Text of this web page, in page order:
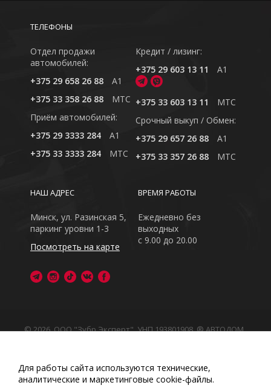
ТЕЛЕФОНЫ
Отдел продажи
автомобилей:
+375 29 658 26 88
A1
+375 33 358 26 88
MTC
Приём автомобилей:
+375 29 3333 284
A1
+375 33 3333 284
MTC
Кредит / лизинг:
+375 29 603 13 11
A1
+375 33 603 13 11
MTC
Cрочный выкуп / Обмен:
+375 29 657 26 88
A1
+375 33 357 26 88
MTC
ВРЕМЯ РАБОТЫ
Ежедневно без
выходных
с 9.00 до 20.00
НАШ АДРЕС
Минск, ул. Разинская 5,
паркинг уровни 1-3
Посмотреть на карте
© 2026, ООО "Зубр Эксперт", УНП 193801908. ® АВТОДОМ
Обращаем Ваше внимание на то, что данный интернет-
сайт носит исключительно информационный характер
Любое использование либо копирование материалов
Для работы сайта используются технические,
аналитические и маркетинговые сооkіе-файлы.